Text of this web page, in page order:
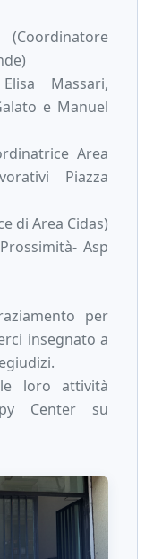
Massari,
e Manuel
Area
Piazza
di Area Cidas)
Asp
per
insegnato a
loro attività
Center su